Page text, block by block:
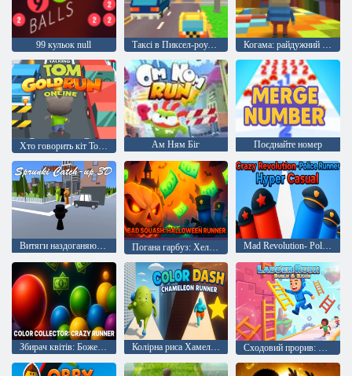
99 кульок null Таксі в Пиксел-роуд null Когама: райдужний паркур
Ам Ням Біг Поєднайте номер
Витяги наздоганяють 3d Погана гарбуз: Хеллоуїн бігун Mad Revolution- Police Run
Збирач квітів: Божевільний бігун Колірна риса Хамелеон Бігун Сходовий прорив: будувати та бігти